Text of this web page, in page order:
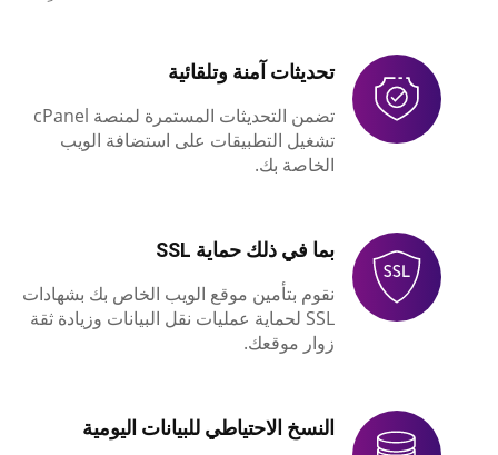
بما في ذلك حماية SSL
نقوم بتأمين موقع الويب الخاص بك بشهادات
SSL لحماية عمليات نقل البيانات وزيادة ثقة
زوار موقعك.
تحديثات آمنة وتلقائية
تضمن التحديثات المستمرة لمنصة cPanel
تشغيل التطبيقات على استضافة الويب
الخاصة بك.
النسخ الاحتياطي للبيانات اليومية